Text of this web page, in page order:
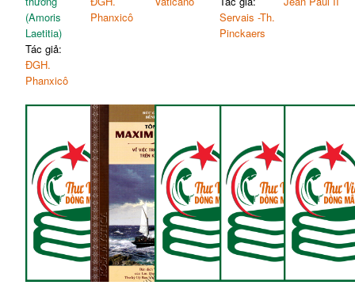
(Amoris
Laetitia)
Tác giả:
ĐGH.
Phanxicô
Phanxicô
Servais -Th.
Pinckaers